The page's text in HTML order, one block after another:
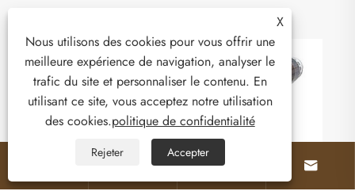
 
X
Nous utilisons des cookies pour vous offrir une
meilleure expérience de navigation, analyser le
trafic du site et personnaliser le contenu. En
utilisant ce site, vous acceptez notre utilisation
des cookies.politique de confidentialité
Rejeter Accepter